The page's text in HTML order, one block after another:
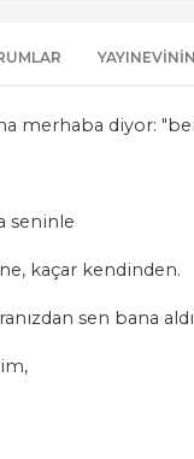
merhaba diyor:
seninle
kaçar kendinden.
sen bana